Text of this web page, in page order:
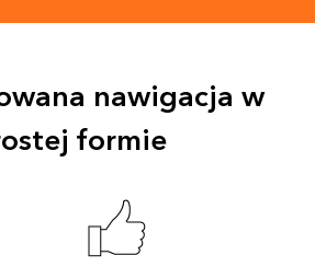
nawigacja w
formie